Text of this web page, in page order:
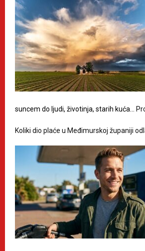
suncem do ljudi, životinja, starih kuća…
Koliki dio plaće u Međimurskoj županiji